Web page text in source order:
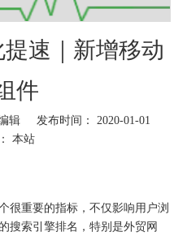
速｜新增移动
件
辑 发布时间： 2020-01-01
本站
很重要的指标，不仅影响用户浏
搜索引擎排名，特别是外贸网